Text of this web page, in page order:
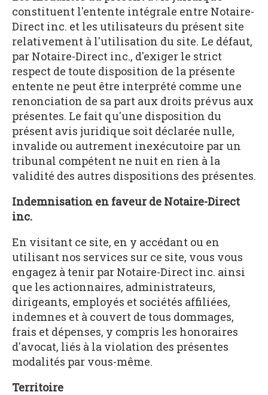
constituent l'entente intégrale entre Notaire-
Direct inc. et les utilisateurs du présent site
relativement à l'utilisation du site. Le défaut,
par Notaire-Direct inc., d'exiger le strict
respect de toute disposition de la présente
entente ne peut être interprété comme une
renonciation de sa part aux droits prévus aux
présentes. Le fait qu'une disposition du
présent avis juridique soit déclarée nulle,
invalide ou autrement inexécutoire par un
tribunal compétent ne nuit en rien à la
validité des autres dispositions des présentes.
Indemnisation en faveur de Notaire-Direct
inc.
En visitant ce site, en y accédant ou en
utilisant nos services sur ce site, vous vous
engagez à tenir par Notaire-Direct inc. ainsi
que les actionnaires, administrateurs,
dirigeants, employés et sociétés affiliées,
indemnes et à couvert de tous dommages,
frais et dépenses, y compris les honoraires
d'avocat, liés à la violation des présentes
modalités par vous-même.
Territoire